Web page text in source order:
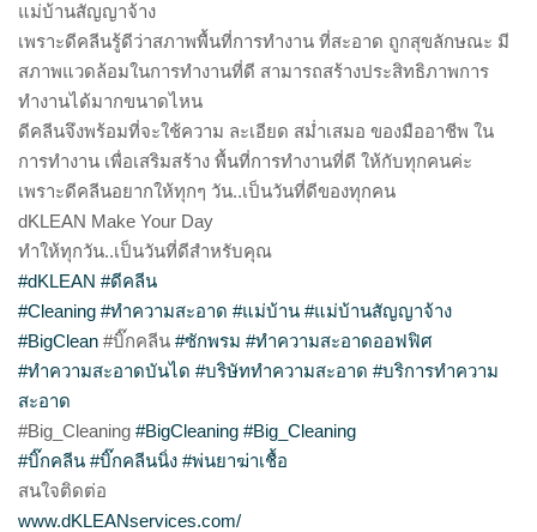
แม่บ้านสัญญาจ้าง
เพราะดีคลีนรู้ดีว่าสภาพพื้นที่การทำงาน ที่สะอาด ถูกสุขลักษณะ มี
สภาพแวดล้อมในการทำงานที่ดี สามารถสร้างประสิทธิภาพการ
ทำงานได้มากขนาดไหน
ดีคลีนจึงพร้อมที่จะใช้ความ ละเอียด สม่ำเสมอ ของมืออาชีพ ใน
การทำงาน เพื่อเสริมสร้าง พื้นที่การทำงานที่ดี ให้กับทุกคนค่ะ
เพราะดีคลีนอยากให้ทุกๆ วัน..เป็นวันที่ดีของทุกคน
dKLEAN Make Your Day
ทำให้ทุกวัน..เป็นวันที่ดีสำหรับคุณ
#dKLEAN #ดีคลีน
#Cleaning #ทำความสะอาด #แม่บ้าน #แม่บ้านสัญญาจ้าง
#BigClean #บิ๊กคลีน #ซักพรม #ทำความสะอาดออฟฟิศ
#ทำความสะอาดบันได #บริษัททำความสะอาด #บริการทำความ
สะอาด
#Big_Cleaning #BigCleaning #Big_Cleaning
#บิ๊กคลีน #บิ๊กคลีนนิ่ง #พ่นยาฆ่าเชื้อ
สนใจติดต่อ
www.dKLEANservices.com/